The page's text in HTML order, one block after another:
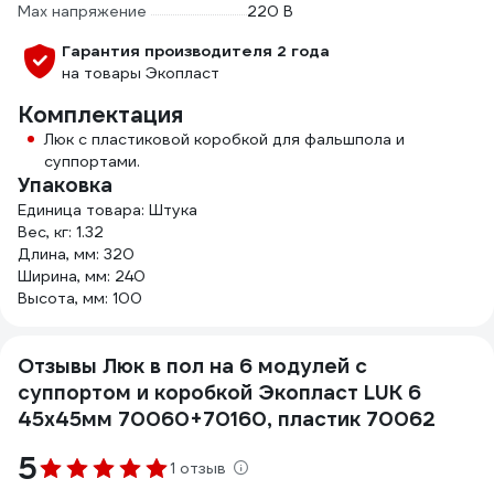
Max напряжение
220 В
Гарантия производителя 2 года
на товары Экопласт
Комплектация
Люк с пластиковой коробкой для фальшпола и
суппортами.
Упаковка
Единица товара: Штука
Вес, кг: 1.32
Длина, мм: 320
Ширина, мм: 240
Высота, мм: 100
Отзывы Люк в пол на 6 модулей с
суппортом и коробкой Экопласт LUK 6
45х45мм 70060+70160, пластик 70062
5 1 отзыв